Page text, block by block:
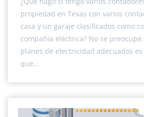
propiedad en Texas con varios
casa y un garaje clasificados como
compañía eléctrica? No se
planes de electricidad adecuados
que...